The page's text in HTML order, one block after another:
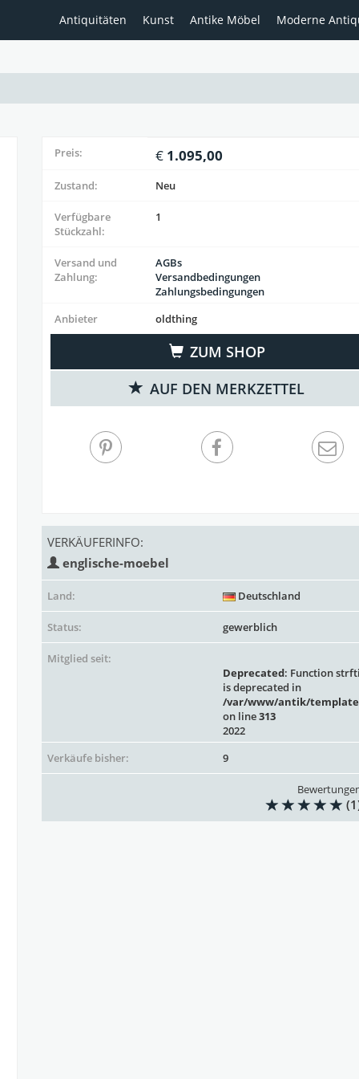
Antiquitäten Kunst Antike Möbel Moderne
Preis:
1.095,00
Zustand: Neu
Verfügbare
Stückzahl:
1
Versand und
Zahlung:
AGBs
Versandbedingungen
Zahlungsbedingungen
Anbieter
oldthing
ZUM SHOP
AUF DEN MERKZETTEL
VERKÄUFERINFO:
englische-moebel
Land: Deutschland
Status: gewerblich
Mitglied seit:
Deprecated: Function
is deprecated in
/var/www/antik/
on line313
2022
Verkäufe bisher:
9